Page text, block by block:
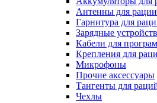
Антенны для рации
Гарнитура для
Зарядные
Кабели для
Крепления для
Микрофоны
Прочие аксессуары
Тангенты для
Чехлы